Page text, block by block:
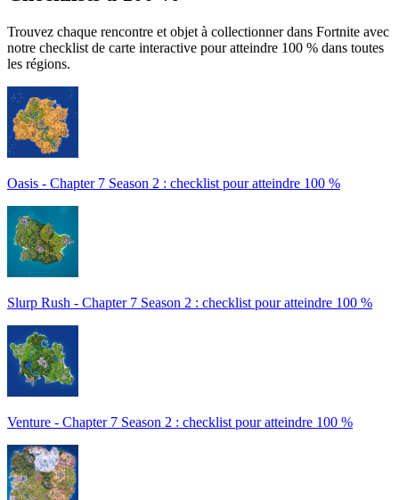
Trouvez chaque rencontre et objet à collectionner dans Fortnite avec
notre checklist de carte interactive pour atteindre 100 % dans toutes
les régions.
Oasis - Chapter 7 Season 2 : checklist pour atteindre 100 %
Slurp Rush - Chapter 7 Season 2 : checklist pour atteindre 100 %
Venture - Chapter 7 Season 2 : checklist pour atteindre 100 %